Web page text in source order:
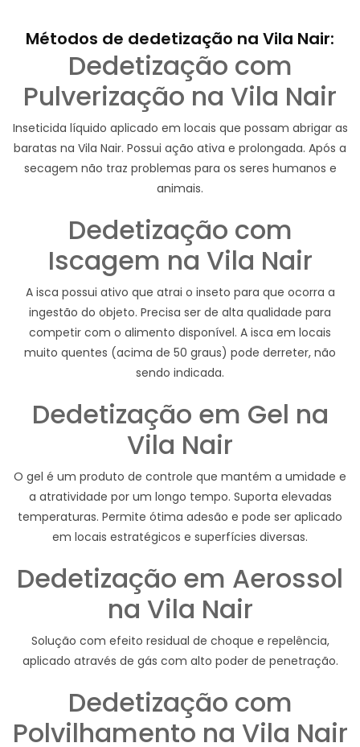
Métodos de dedetização na Vila Nair:
Dedetização com
Pulverização na Vila Nair
Inseticida líquido aplicado em locais que possam abrigar as
baratas na Vila Nair. Possui ação ativa e prolongada. Após a
secagem não traz problemas para os seres humanos e
animais.
Dedetização com
Iscagem na Vila Nair
A isca possui ativo que atrai o inseto para que ocorra a
ingestão do objeto. Precisa ser de alta qualidade para
competir com o alimento disponível. A isca em locais
muito quentes (acima de 50 graus) pode derreter, não
sendo indicada.
Dedetização em Gel na
Vila Nair
O gel é um produto de controle que mantém a umidade e
a atratividade por um longo tempo. Suporta elevadas
temperaturas. Permite ótima adesão e pode ser aplicado
em locais estratégicos e superfícies diversas.
Dedetização em Aerossol
na Vila Nair
Solução com efeito residual de choque e repelência,
aplicado através de gás com alto poder de penetração.
Dedetização com
Polvilhamento na Vila Nair